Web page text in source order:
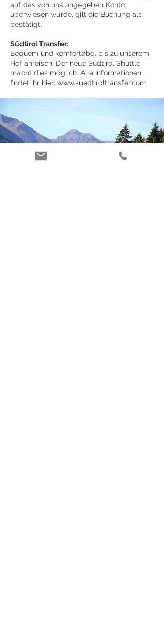
auf das von uns angegeben Konto
überwiesen wurde, gilt die Buchung als
bestätigt.
SüdtirolTransfer:
Bequem und komfortabel bis zu unserem
Hof anreisen. Der neue Südtirol Shuttle
macht dies möglich. Alle Informationen
findet ihr hier: www.suedtiroltransfer.com